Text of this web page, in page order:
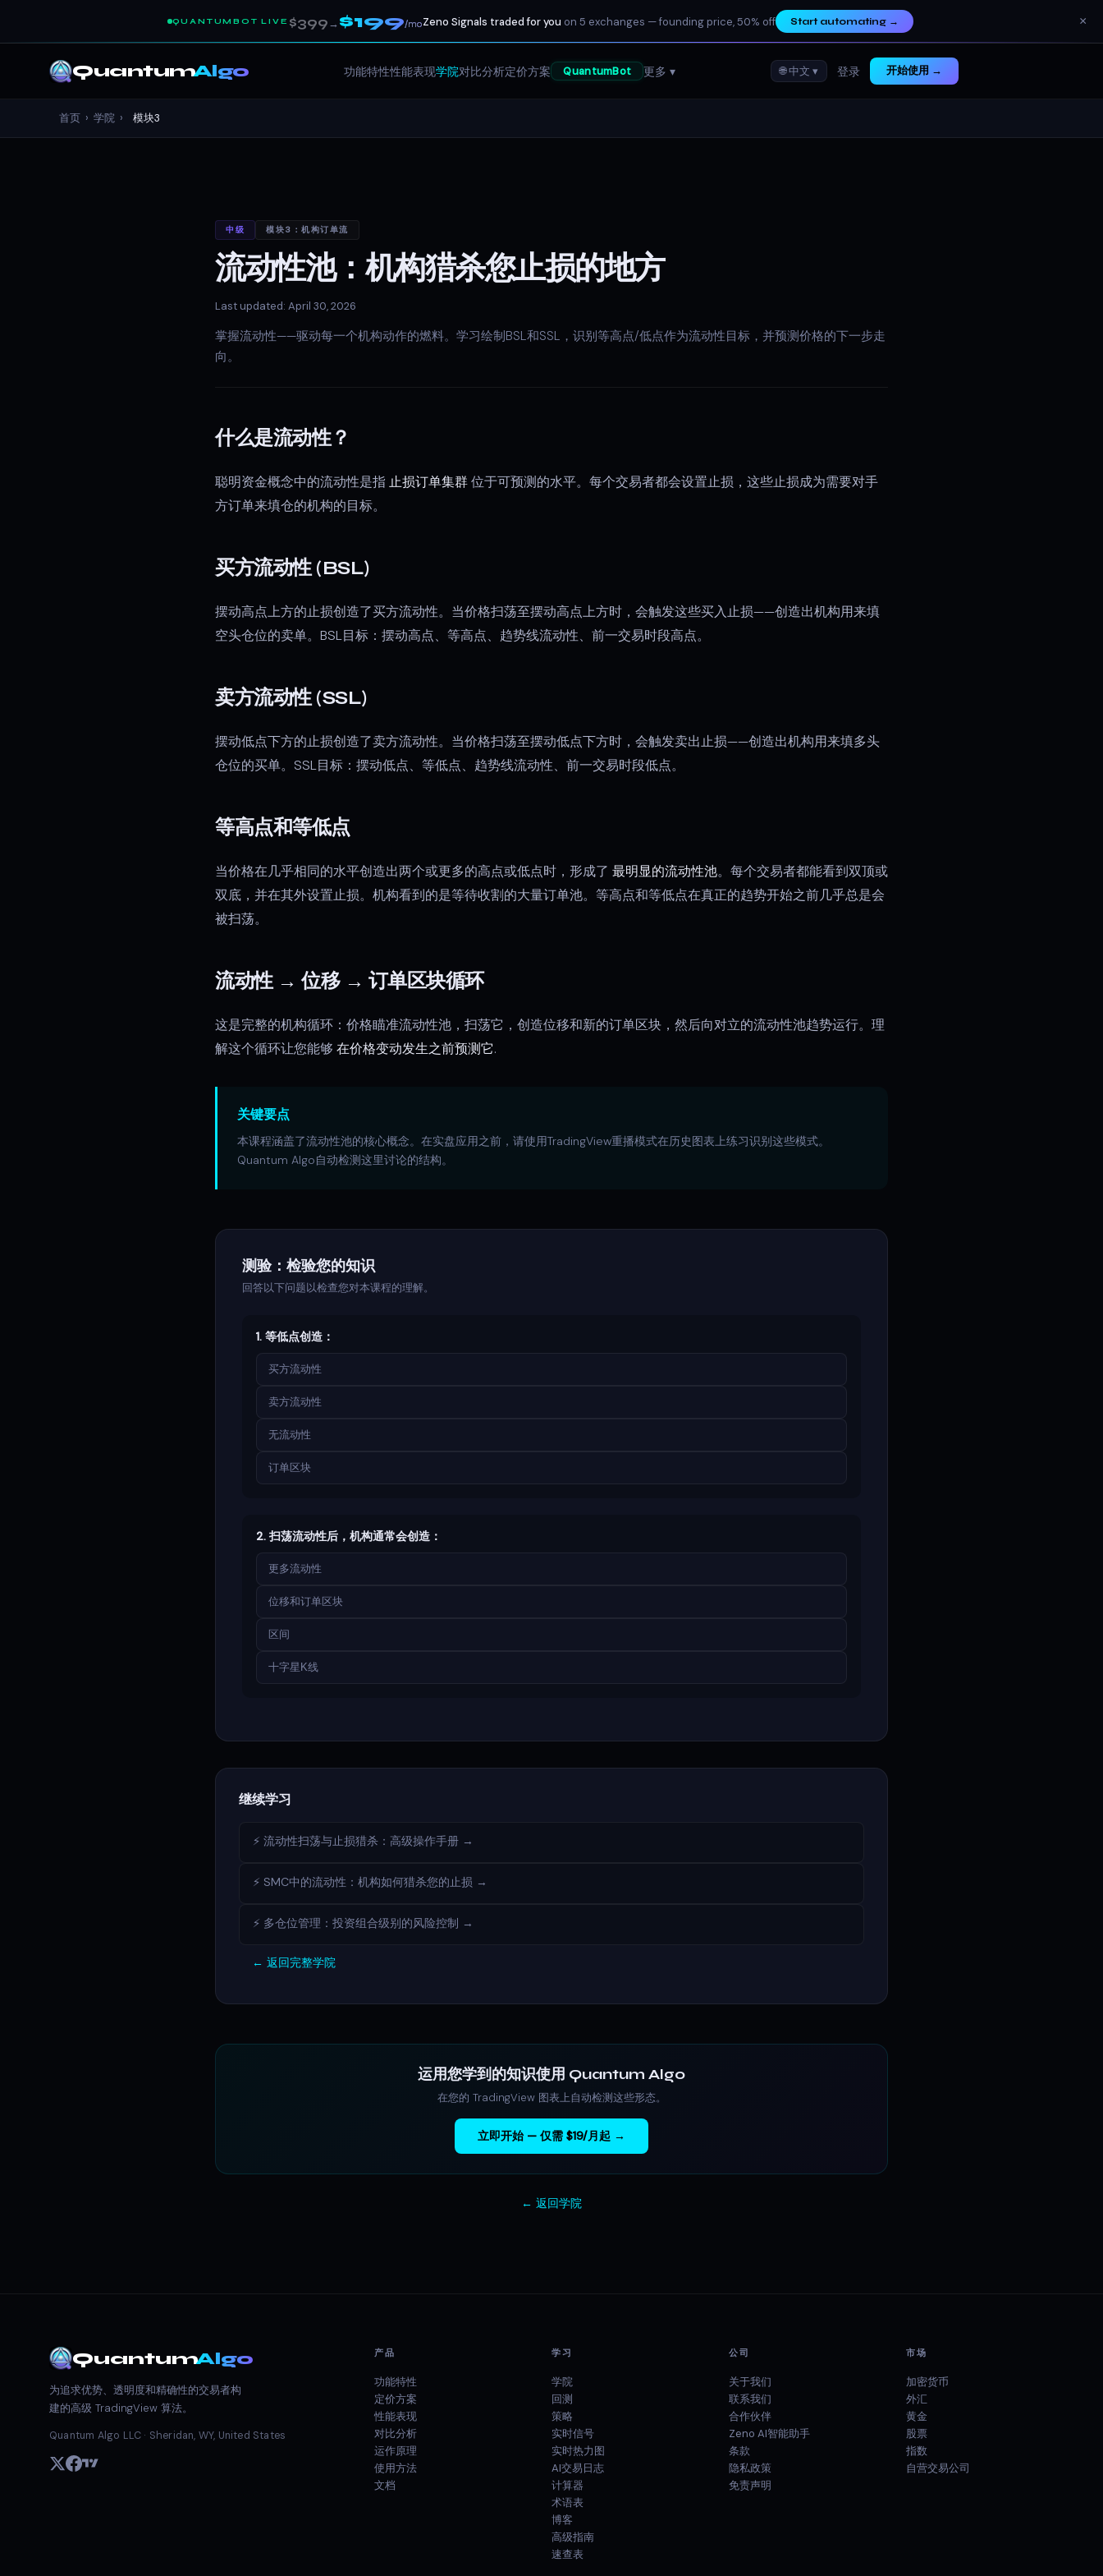
QUANTUMBOT LIVE $399→$199/moZeno Signals traded for you on 5 exchanges — founding price, 50% off Start automating→ ×
QuantumAlgo 功能特性性能表现学院对比分析定价方案 QuantumBot 更多 ▾ 🌐 中文 ▾ 登录 开始使用 →
首页 › 学院 › 模块3
中级 模块3：机构订单流
流动性池：机构猎杀您止损的地方
Last updated: April 30, 2026
掌握流动性——驱动每一个机构动作的燃料。学习绘制BSL和SSL，识别等高点/低点作为流动性目标，并预测价格的下一步走
向。
什么是流动性？
聪明资金概念中的流动性是指 止损订单集群位于可预测的水平。每个交易者都会设置止损，这些止损成为需要对手
方订单来填仓的机构的目标。
买方流动性 (BSL)
摆动高点上方的止损创造了买方流动性。当价格扫荡至摆动高点上方时，会触发这些买入止损——创造出机构用来填
空头仓位的卖单。BSL目标：摆动高点、等高点、趋势线流动性、前一交易时段高点。
卖方流动性 (SSL)
摆动低点下方的止损创造了卖方流动性。当价格扫荡至摆动低点下方时，会触发卖出止损——创造出机构用来填多头
仓位的买单。SSL目标：摆动低点、等低点、趋势线流动性、前一交易时段低点。
等高点和等低点
当价格在几乎相同的水平创造出两个或更多的高点或低点时，形成了 最明显的流动性池。每个交易者都能看到双顶或
双底，并在其外设置止损。机构看到的是等待收割的大量订单池。等高点和等低点在真正的趋势开始之前几乎总是会
被扫荡。
流动性 → 位移 → 订单区块循环
这是完整的机构循环：价格瞄准流动性池，扫荡它，创造位移和新的订单区块，然后向对立的流动性池趋势运行。理
解这个循环让您能够 在价格变动发生之前预测它.
关键要点
本课程涵盖了流动性池的核心概念。在实盘应用之前，请使用TradingView重播模式在历史图表上练习识别这些模式。
Quantum Algo自动检测这里讨论的结构。
测验：检验您的知识
回答以下问题以检查您对本课程的理解。
1. 等低点创造：
买方流动性
卖方流动性
无流动性
订单区块
2. 扫荡流动性后，机构通常会创造：
更多流动性
位移和订单区块
区间
十字星K线
继续学习
⚡ 流动性扫荡与止损猎杀：高级操作手册 →
⚡ SMC中的流动性：机构如何猎杀您的止损 →
⚡ 多仓位管理：投资组合级别的风险控制 →
← 返回完整学院
运用您学到的知识使用 Quantum Algo
在您的 TradingView 图表上自动检测这些形态。
立即开始 — 仅需 $19/月起 →
← 返回学院
QuantumAlgo
为追求优势、透明度和精确性的交易者构
建的高级 TradingView 算法。
Quantum Algo LLC · Sheridan, WY, United States
产品
功能特性
定价方案
性能表现
对比分析
运作原理
使用方法
文档
学习
学院
回测
策略
实时信号
实时热力图
AI交易日志
计算器
术语表
博客
高级指南
速查表
公司
关于我们
联系我们
合作伙伴
Zeno AI智能助手
条款
隐私政策
免责声明
市场
加密货币
外汇
黄金
股票
指数
自营交易公司